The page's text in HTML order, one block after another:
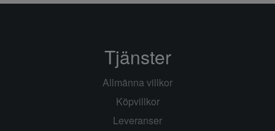
Tjänster
Allmänna villkor
Köpvillkor
Leveranser